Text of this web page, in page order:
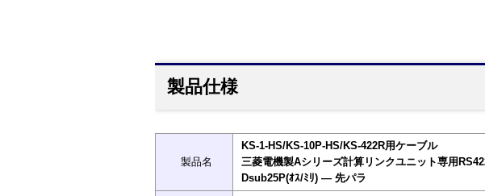
製品仕様
製品名
KS-1-HS/KS-10P-HS/KS-422R用ケーブル
三菱電機製Aシリーズ計算リンクユニット専用
Dsub25P(ｵｽ/ﾐﾘ) ― 先パラ